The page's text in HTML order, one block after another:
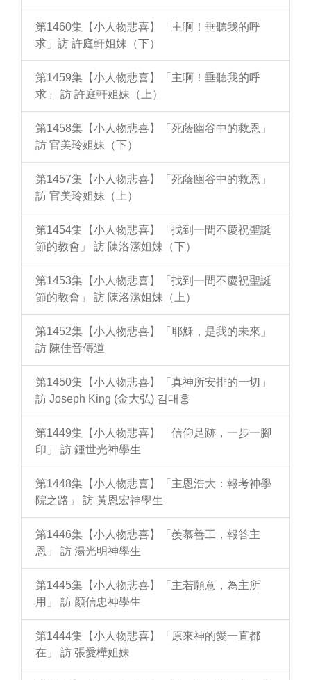
第1460集【小人物悲喜】「主啊！垂聽我的呼
求」訪 許庭軒姐妹（下）
第1459集【小人物悲喜】「主啊！垂聽我的呼
求」 訪 許庭軒姐妹（上）
第1458集【小人物悲喜】「死蔭幽谷中的救恩」
訪 官美玲姐妹（下）
第1457集【小人物悲喜】「死蔭幽谷中的救恩」
訪 官美玲姐妹（上）
第1454集【小人物悲喜】「找到一間不慶祝聖誕
節的教會」 訪 陳洛潔姐妹（下）
第1453集【小人物悲喜】「找到一間不慶祝聖誕
節的教會」 訪 陳洛潔姐妹（上）
第1452集【小人物悲喜】「耶穌，是我的未來」
訪 陳佳音傳道
第1450集【小人物悲喜】「真神所安排的一切」
訪 Joseph King (金大弘) 김대홍
第1449集【小人物悲喜】「信仰足跡，一步一腳
印」 訪 鍾世光神學生
第1448集【小人物悲喜】「主恩浩大：報考神學
院之路」 訪 黃恩宏神學生
第1446集【小人物悲喜】「羨慕善工，報答主
恩」 訪 湯光明神學生
第1445集【小人物悲喜】「主若願意，為主所
用」 訪 顏信忠神學生
第1444集【小人物悲喜】「原來神的愛一直都
在」 訪 張愛樺姐妹